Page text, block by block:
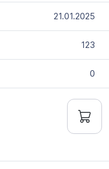
21.01.2025
123
0